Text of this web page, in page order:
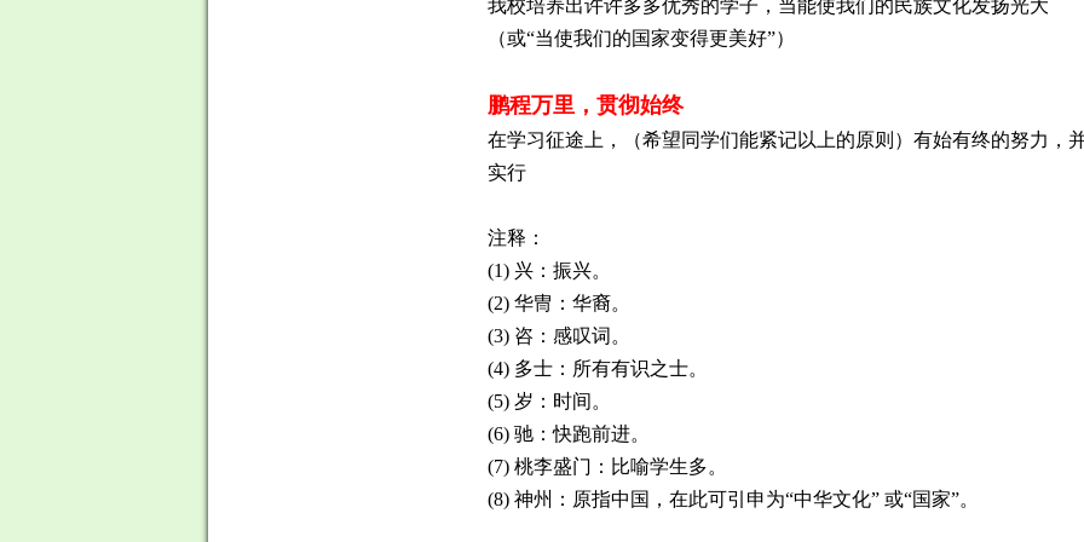
我校培养出许许多多优秀的学子，当能使我们的民族文化发扬光大
（或“当使我们的国家变得更美好”）
鹏程万里，贯彻始终
在学习征途上，（希望同学们能紧记以上的原则）有始有终的努力，
实行
注释：
(1) 兴：振兴。
(2) 华冑：华裔。
(3) 咨：感叹词。
(4) 多士：所有有识之士。
(5) 岁：时间。
(6) 驰：快跑前进。
(7) 桃李盛门：比喻学生多。
(8) 神州：原指中国，在此可引申为“中华文化” 或“国家”。